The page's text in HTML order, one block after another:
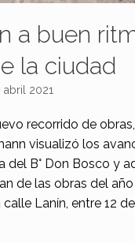
a buen
la ciudad
abril 2021
recorrido de
visualizó los
del B° Don Bosco y
de las obras del
Lanín, entre 12